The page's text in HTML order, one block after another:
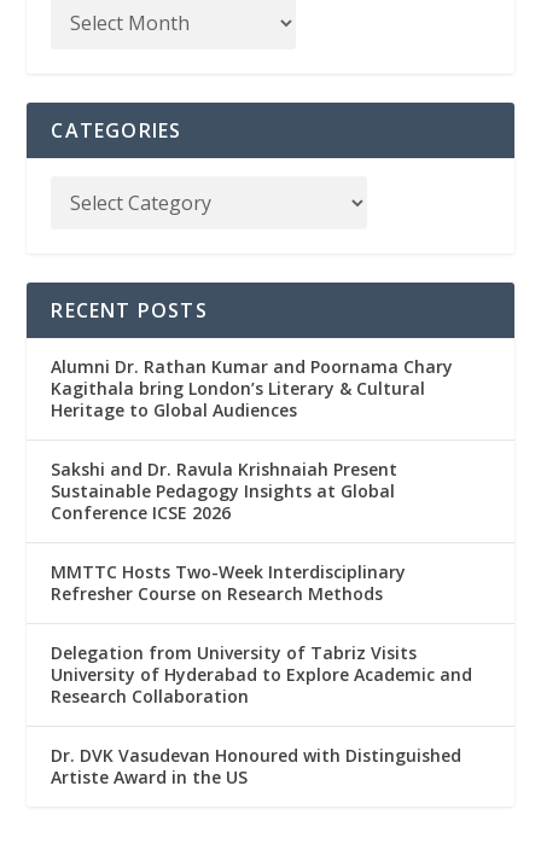
CATEGORIES
RECENT POSTS
Alumni Dr. Rathan Kumar and Poornama Chary
Kagithala bring London’s Literary & Cultural
Heritage to Global Audiences
Sakshi and Dr. Ravula Krishnaiah Present
Sustainable Pedagogy Insights at Global
Conference ICSE 2026
MMTTC Hosts Two-Week Interdisciplinary
Refresher Course on Research Methods
Delegation from University of Tabriz Visits
University of Hyderabad to Explore Academic and
Research Collaboration
Dr. DVK Vasudevan Honoured with Distinguished
Artiste Award in the US